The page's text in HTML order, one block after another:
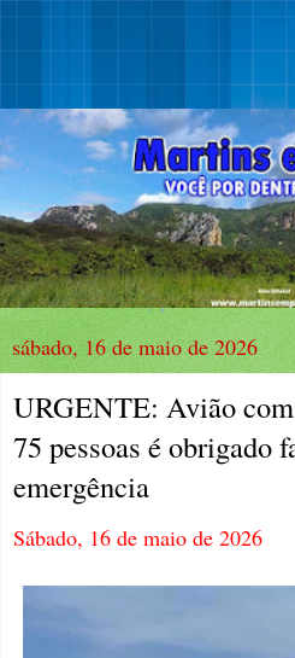
sábado, 16 de maio de 2026
URGENTE: Avião
75 pessoas é obrigado
emergência
Sábado, 16 de maio de 2026